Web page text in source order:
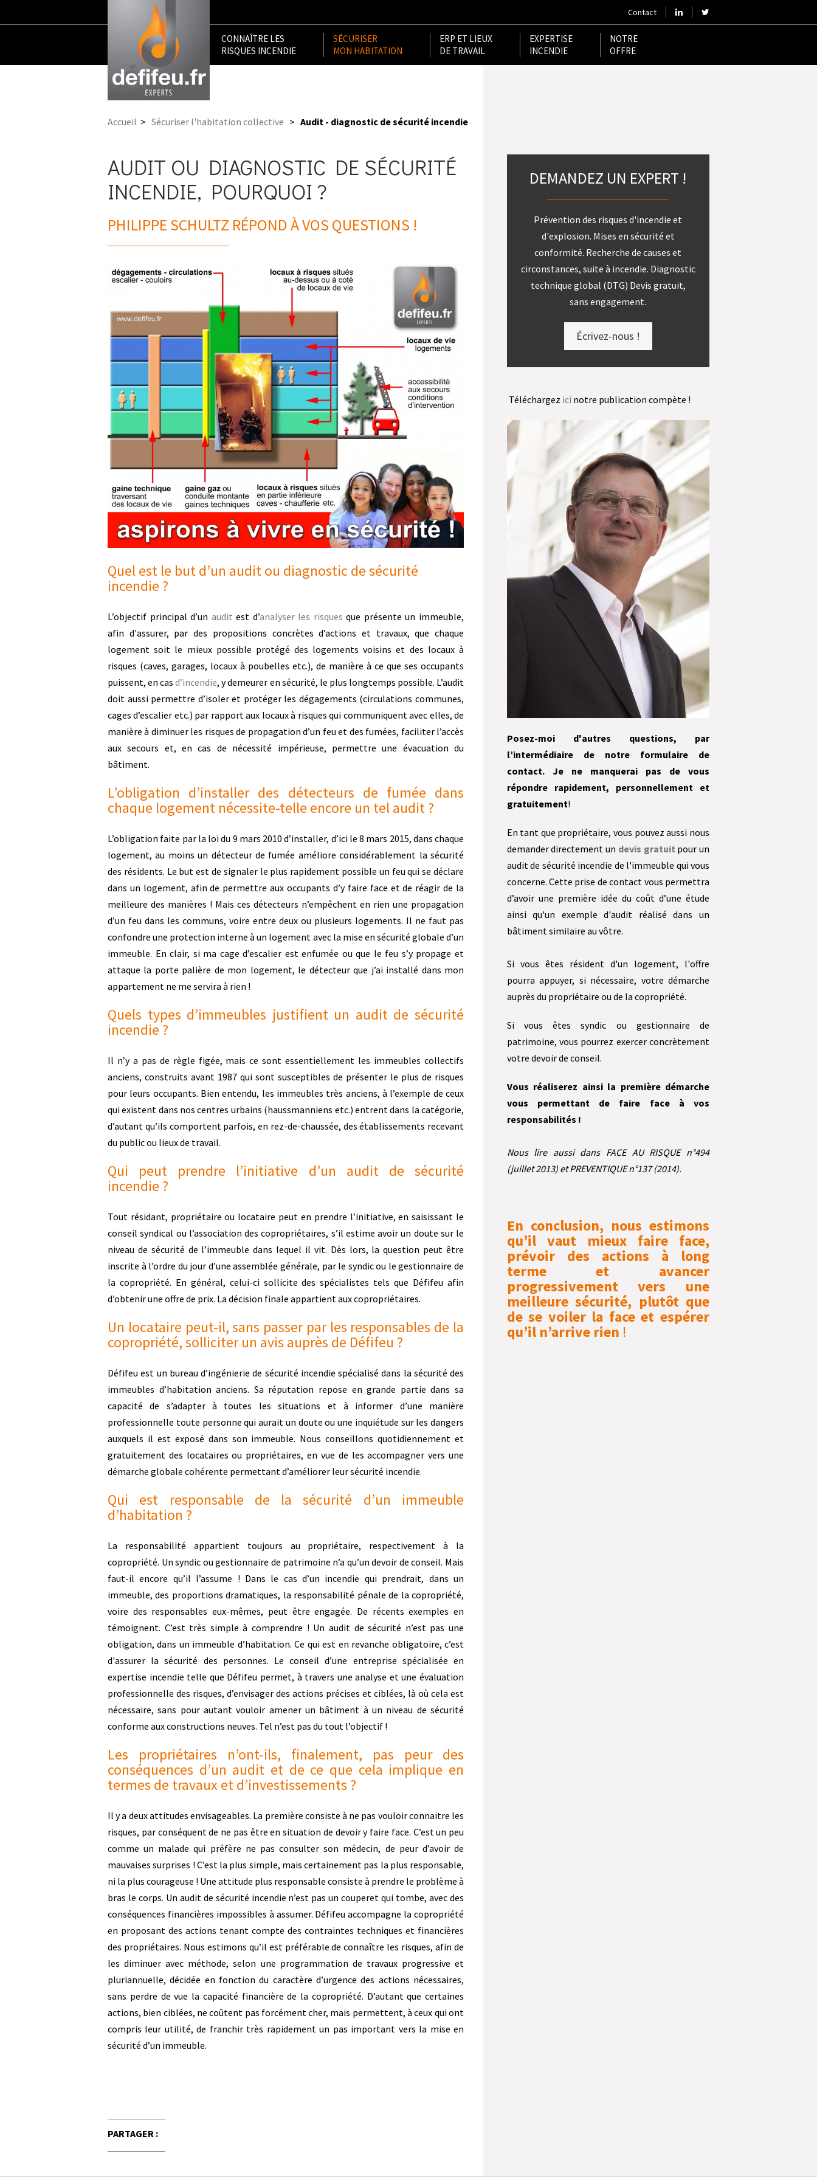
Contact
CONNAÎTRE LES
RISQUES INCENDIE
SÉCURISER
MON HABITATION
ERP ET LIEUX
DE TRAVAIL
EXPERTISE
INCENDIE
NOTRE
OFFRE
Accueil > Sécuriser l'habitation collective > Audit - diagnostic de sécurité incendie
AUDIT OU DIAGNOSTIC DE SÉCURITÉ
INCENDIE, POURQUOI ?
PHILIPPE SCHULTZ RÉPOND À VOS QUESTIONS !
Quel est le but d’un audit ou diagnostic de sécurité
incendie ?
L’objectif principal d’un auditest d’analyser les risques que présente un immeuble,
afin d'assurer, par des propositions concrètes d’actions et travaux, que chaque
logement soit le mieux possible protégé des logements voisins et des locaux à
risques (caves, garages, locaux à poubelles etc.), de manière à ce que ses occupants
puissent, en casd’incendie, y demeurer en sécurité, le plus longtemps possible. L’audit
doit aussi permettre d’isoler et protéger les dégagements (circulations communes,
cages d’escalier etc.) par rapport aux locaux à risques qui communiquent avec elles, de
manière à diminuer les risques de propagation d’un feu et des fumées, faciliter l’accès
aux secours et, en cas de nécessité impérieuse, permettre une évacuation du
bâtiment.
L’obligation d’installer des détecteurs de fumée dans
chaque logement nécessite-telle encore un tel audit ?
L’obligation faite par la loi du 9 mars 2010 d’installer, d’ici le 8 mars 2015, dans chaque
logement, au moins un détecteur de fumée améliore considérablement la sécurité
des résidents. Le but est de signaler le plus rapidement possible un feu qui se déclare
dans un logement, afin de permettre aux occupants d’y faire face et de réagir de la
meilleure des manières ! Mais ces détecteurs n’empêchent en rien une propagation
d’un feu dans les communs, voire entre deux ou plusieurs logements. Il ne faut pas
confondre une protection interne à un logement avec la mise en sécurité globale d’un
immeuble. En clair, si ma cage d’escalier est enfumée ou que le feu s’y propage et
attaque la porte palière de mon logement, le détecteur que j’ai installé dans mon
appartement ne me servira à rien !
Quels types d’immeubles justifient un audit de sécurité
incendie ?
Il n’y a pas de règle figée, mais ce sont essentiellement les immeubles collectifs
anciens, construits avant 1987 qui sont susceptibles de présenter le plus de risques
pour leurs occupants. Bien entendu, les immeubles très anciens, à l’exemple de ceux
qui existent dans nos centres urbains (haussmanniens etc.) entrent dans la catégorie,
d’autant qu’ils comportent parfois, en rez-de-chaussée, des établissements recevant
du public ou lieux de travail.
Qui peut prendre l’initiative d’un audit de sécurité
incendie ?
Tout résidant, propriétaire ou locataire peut en prendre l’initiative, en saisissant le
conseil syndical ou l’association des copropriétaires, s’il estime avoir un doute sur le
niveau de sécurité de l’immeuble dans lequel il vit. Dès lors, la question peut être
inscrite à l’ordre du jour d’une assemblée générale, par le syndic ou le gestionnaire de
la copropriété. En général, celui-ci sollicite des spécialistes tels que Défifeu afin
d’obtenir une offre de prix. La décision finale appartient aux copropriétaires.
Un locataire peut-il, sans passer par les responsables de la
copropriété, solliciter un avis auprès de Défifeu ?
Défifeu est un bureau d’ingénierie de sécurité incendie spécialisé dans la sécurité des
immeubles d’habitation anciens. Sa réputation repose en grande partie dans sa
capacité de s’adapter à toutes les situations et à informer d’une manière
professionnelle toute personne qui aurait un doute ou une inquiétude sur les dangers
auxquels il est exposé dans son immeuble. Nous conseillons quotidiennement et
gratuitement des locataires ou propriétaires, en vue de les accompagner vers une
démarche globale cohérente permettant d’améliorer leur sécurité incendie.
Qui est responsable de la sécurité d’un immeuble
d’habitation ?
La responsabilité appartient toujours au propriétaire, respectivement à la
copropriété. Un syndic ou gestionnaire de patrimoine n’a qu’un devoir de conseil. Mais
faut-il encore qu’il l’assume ! Dans le cas d’un incendie qui prendrait, dans un
immeuble, des proportions dramatiques, la responsabilité pénale de la copropriété,
voire des responsables eux-mêmes, peut être engagée. De récents exemples en
témoignent. C’est très simple à comprendre ! Un audit de sécurité n’est pas une
obligation, dans un immeuble d’habitation. Ce qui est en revanche obligatoire, c’est
d'assurer la sécurité des personnes. Le conseil d’une entreprise spécialisée en
expertise incendie telle que Défifeu permet, à travers une analyse et une évaluation
professionnelle des risques, d’envisager des actions précises et ciblées, là où cela est
nécessaire, sans pour autant vouloir amener un bâtiment à un niveau de sécurité
conforme aux constructions neuves. Tel n’est pas du tout l’objectif !
Les propriétaires n’ont-ils, finalement, pas peur des
conséquences d’un audit et de ce que cela implique en
termes de travaux et d’investissements ?
Il y a deux attitudes envisageables. La première consiste à ne pas vouloir connaitre les
risques, par conséquent de ne pas être en situation de devoir y faire face. C’est un peu
comme un malade qui préfère ne pas consulter son médecin, de peur d’avoir de
mauvaises surprises ! C’est la plus simple, mais certainement pas la plus responsable,
ni la plus courageuse ! Une attitude plus responsable consiste à prendre le problème à
bras le corps. Un audit de sécurité incendie n’est pas un couperet qui tombe, avec des
conséquences financières impossibles à assumer. Défifeu accompagne la copropriété
en proposant des actions tenant compte des contraintes techniques et financières
des propriétaires. Nous estimons qu’il est préférable de connaître les risques, afin de
les diminuer avec méthode, selon une programmation de travaux progressive et
pluriannuelle, décidée en fonction du caractère d’urgence des actions nécessaires,
sans perdre de vue la capacité financière de la copropriété. D’autant que certaines
actions, bien ciblées, ne coûtent pas forcément cher, mais permettent, à ceux qui ont
compris leur utilité, de franchir très rapidement un pas important vers la mise en
sécurité d’un immeuble.
DEMANDEZ UN EXPERT !
Prévention des risques d'incendie et
d'explosion. Mises en sécurité et
conformité. Recherche de causes et
circonstances, suite à incendie. Diagnostic
technique global (DTG) Devis gratuit,
sans engagement.
Écrivez-nous !
Téléchargez ici notre publication compète !
Posez-moi d'autres questions, par
l’intermédiaire de notre formulaire de
contact. Je ne manquerai pas de vous
répondre rapidement, personnellement et
gratuitement!
En tant que propriétaire, vous pouvez aussi nous
demander directement un devis gratuit pour un
audit de sécurité incendie de l'immeuble qui vous
concerne. Cette prise de contact vous permettra
d’avoir une première idée du coût d’une étude
ainsi qu'un exemple d'audit réalisé dans un
bâtiment similaire au vôtre.
Si vous êtes résident d'un logement, l'offre
pourra appuyer, si nécessaire, votre démarche
auprès du propriétaire ou de la copropriété.
Si vous êtes syndic ou gestionnaire de
patrimoine, vous pourrez exercer concrètement
votre devoir de conseil.
Vous réaliserez ainsi la première démarche
vous permettant de faire face à vos
responsabilités !
Nous lire aussi dans FACE AU RISQUE n°494
(juillet 2013) et PREVENTIQUE n°137 (2014).
En conclusion, nous estimons
qu’il vaut mieux faire face,
prévoir des actions à long
terme et avancer
progressivement vers une
meilleure sécurité, plutôt que
de se voiler la face et espérer
qu’il n’arrive rien !
PARTAGER :